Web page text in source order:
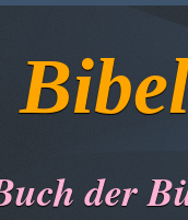
der